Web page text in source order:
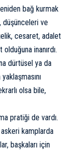
bağ kurmak
düşünceleri ve
cesaret, adalet
inanırdı.
dürtüsel ya da
olsa bile,
pratiği de vardı.
askeri kamplarda
başkaları için